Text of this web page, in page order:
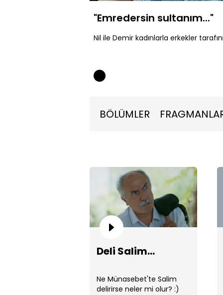
"Emredersin sultanım..."
Nil ile Demir kadınlarla erkekler
BÖLÜMLER
Deli Salim...
Ne Münasebet'te Salim
delirirse neler mi olur? :)